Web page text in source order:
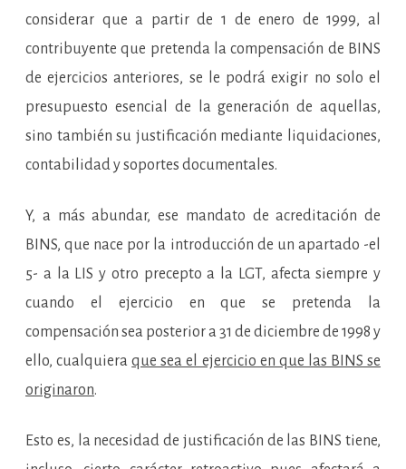
considerar que a partir de 1 de enero de 1999, al
contribuyente que pretenda la compensación de BINS
de ejercicios anteriores, se le podrá exigir no solo el
presupuesto esencial de la generación de aquellas,
sino también su justificación mediante liquidaciones,
contabilidad y soportes documentales.
Y, a más abundar, ese mandato de acreditación de
BINS, que nace por la introducción de un apartado -el
5- a la LIS y otro precepto a la LGT, afecta siempre y
cuando el ejercicio en que se pretenda la
compensación sea posterior a 31 de diciembre de 1998 y
ello, cualquieraque sea el ejercicio en que las BINS se
originaron.
Esto es, la necesidad de justificación de las BINS tiene,